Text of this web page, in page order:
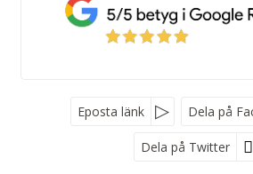
Eposta länk Dela på
Dela på Twitter